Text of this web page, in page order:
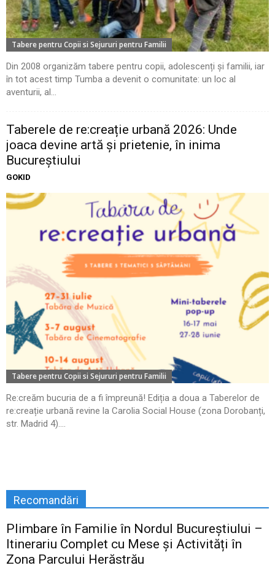
Tabere pentru Copii si Sejururi pentru Familii
Din 2008 organizăm tabere pentru copii, adolescenți și familii, iar
în tot acest timp Tumba a devenit o comunitate: un loc al
aventurii, al...
Taberele de re:creație urbană 2026: Unde
joaca devine artă și prietenie, în inima
Bucureștiului
GOKID
Tabere pentru Copii si Sejururi pentru Familii
Re:creăm bucuria de a fi împreună! Ediția a doua a Taberelor de
re:creație urbană revine la Carolia Social House (zona Dorobanți,
str. Madrid 4)....
Recomandări
Plimbare în Familie în Nordul Bucureștiului –
Itinerariu Complet cu Mese și Activități în
Zona Parcului Herăstrău